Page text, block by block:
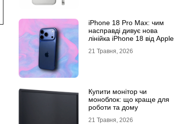
iPhone 18 Pro Max: чим
насправді дивує нова
лінійка iPhone 18 від Apple
21 Травня, 2026
Купити монітор чи
моноблок: що краще для
роботи та дому
21 Травня, 2026